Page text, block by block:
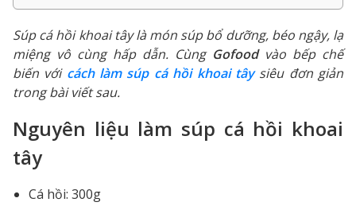
Súp cá hồi khoai tây là món súp bổ dưỡng, béo ngậy, lạ
miệng vô cùng hấp dẫn. Cùng Gofoodvào bếp chế
biến với cách làm súp cá hồi khoai tâysiêu đơn giản
trong bài viết sau.
Nguyên liệu làm súp cá hồi khoai
tây
Cá hồi: 300g